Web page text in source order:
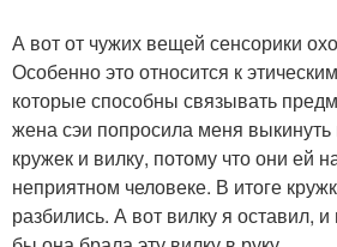
А вот от чужих вещей сенсорики
Особенно это относится к
которые способны связывать
жена сэи попросила меня
кружек и вилку, потому что они ей
неприятном человеке. В итоге
разбились. А вот вилку я оставил,